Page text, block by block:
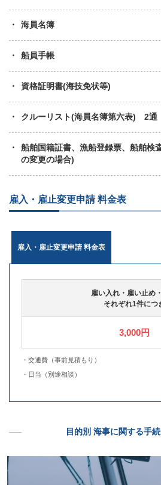
海員名簿
船員手帳
資格証明書(海技免状等)
クルーリスト(海員名簿第六表) 2通
船舶国籍証書、漁船登録票、船舶検
の変更の場合)
雇入・雇止変更申請 料金表
雇入・雇止変更申請 料金表
雇い入れ・雇い止め
それぞれ1件につ
3,000円
・交通費（事前見積もり）
・日当（別途相談）
目的別 海事に関する手